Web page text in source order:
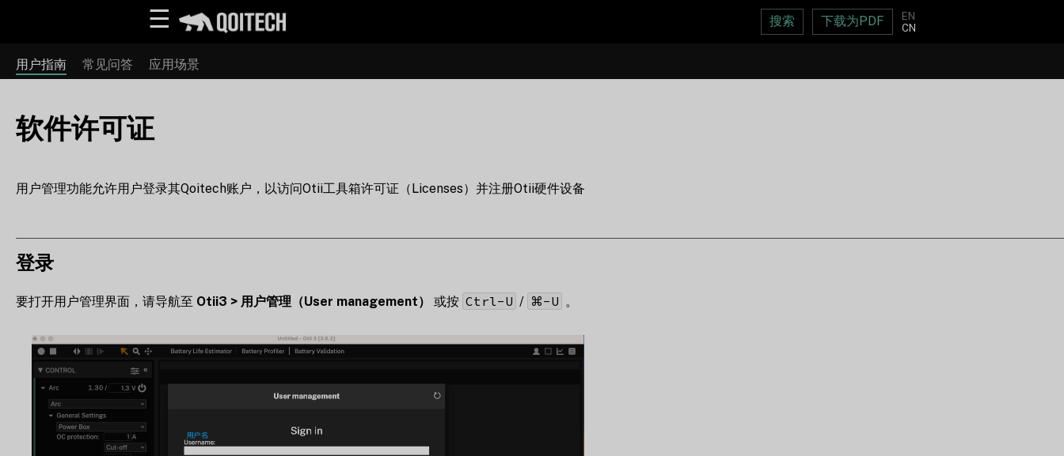
☰ 搜索 下载为PDF
EN
CN
用户指南 常见问答 应用场景
软件许可证
用户管理功能允许用户登录其Qoitech账户，以访问Otii工具箱许可证（Licenses）并注册Otii硬件设备
登录
要打开用户管理界面，请导航至 Otii3 > 用户管理（User management） 或按 Ctrl-U / ⌘-U 。